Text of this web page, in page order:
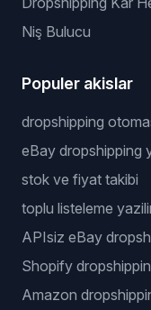
Niş Bulucu
Populer akislar
dropshipping
eBay dropshipping
stok ve fiyat takibi
toplu listeleme
APIsiz eBay
Shopify
Amazon